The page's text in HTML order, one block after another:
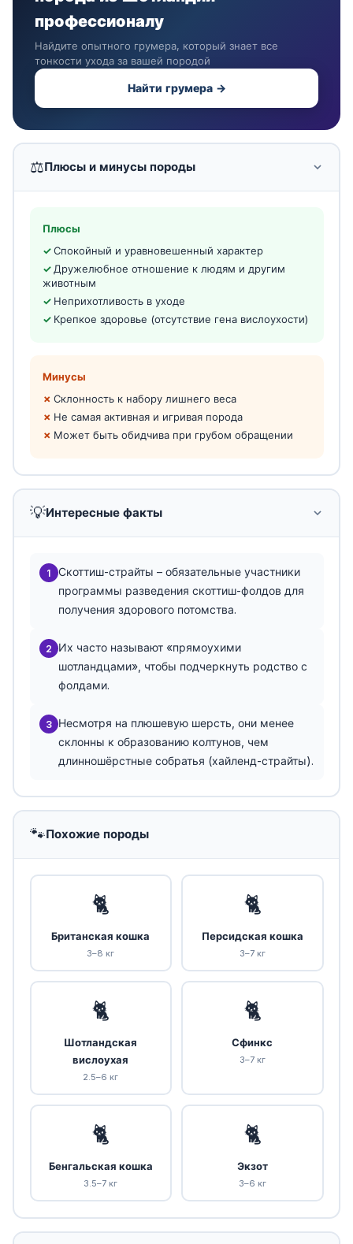
профессионалу
Найдите опытного грумера, который знает все
тонкости ухода за вашей породой
Найти грумера →
⚖️Плюсы и минусы породы
Плюсы
Спокойный и уравновешенный характер
Дружелюбное отношение к людям и другим
животным
Неприхотливость в уходе
Крепкое здоровье (отсутствие гена вислоухости)
Минусы
Склонность к набору лишнего веса
Не самая активная и игривая порода
Может быть обидчива при грубом обращении
💡Интересные факты
1
Скоттиш-страйты – обязательные участники
программы разведения скоттиш-фолдов для
получения здорового потомства.
2 Их часто называют «прямоухими
шотландцами», чтобы подчеркнуть родство с
фолдами.
3 Несмотря на плюшевую шерсть, они менее
склонны к образованию колтунов, чем
длинношёрстные собратья (хайленд-страйты).
🐾Похожие породы
🐈
Британская кошка
3–8 кг
🐈
Персидская кошка
3–7 кг
🐈
Шотландская
вислоухая
2.5–6 кг
🐈
Сфинкс
3–7 кг
🐈
Бенгальская кошка
3.5–7 кг
🐈
Экзот
3–6 кг